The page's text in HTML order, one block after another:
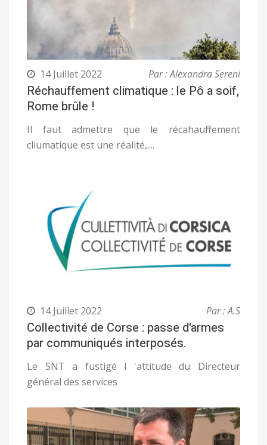
14 Juillet 2022 Par : Alexandra Sereni
Réchauffement climatique : le Pô a soif,
Rome brûle !
Il faut admettre que le récahauffement
cliumatique est une réalité,....
14 Juillet 2022 Par : A.S
Collectivité de Corse : passe d'armes
par communiqués interposés.
Le SNT a fustigé l 'attitude du Directeur
général des services